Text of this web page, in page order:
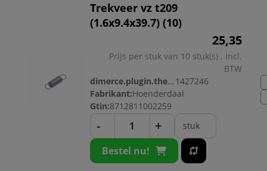
Trekveer vz t209
(1.6x9.4x39.7) (10)
25,35
Prijs per stuk van 10 stuk(s) , Incl.
BTW
dimerce.plugin.theme.productnr: 1427246
Fabrikant:Hoenderdaal
Gtin:8712811002259
- + stuk
Bestel nu!